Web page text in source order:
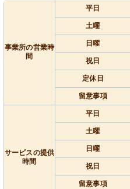
事業所の営業時
間
平日
土曜
日曜
祝日
定休日
留意事項
サービスの提供
時間
平日
土曜
日曜
祝日
留意事項